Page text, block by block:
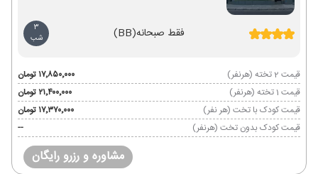
فقط صبحانه(BB)
3
شب
قیمت 2 تخته (هرنفر)
۱۷٬۸۵۰٬۰۰۰ تومان
قیمت 1 تخته (هرنفر)
۲۱٬۴۰۰٬۰۰۰ تومان
قیمت کودک با تخت (هر نفر)
۱۷٬۳۷۰٬۰۰۰ تومان
قیمت کودک بدون تخت (هرنفر)
--
مشاوره و رزرو رایگان